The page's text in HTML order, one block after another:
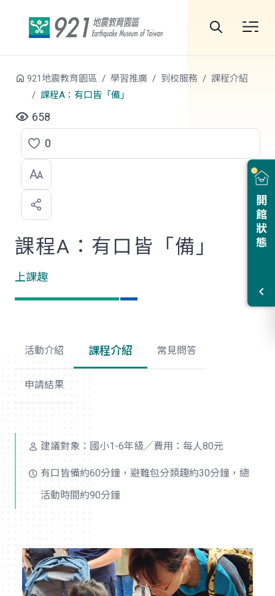
站
開館狀態
921地震教育園區 學習推廣 到校服務
課程介紹
課程A：有口皆「備」
658
點
選
喜
歡
0
課程A：有口皆「備」
上課趣
活動介紹 課程介紹 常見問答
申請結果
建議對象：國小1-6年級／費用：每人80元
有口皆備約60分鐘，避難包分類趣約30分鐘，總
活動時間約90分鐘